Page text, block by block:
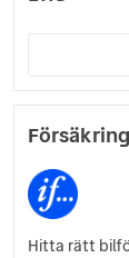
Försäkring
Hitta rätt